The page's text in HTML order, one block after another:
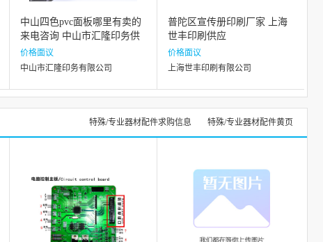
中山四色pvc面板哪里有卖的
来电咨询 中山市汇隆印务供
应
价格面议
中山市汇隆印务有限公司
普陀区宣传册印刷厂家 上海
世丰印刷供应
价格面议
上海世丰印刷有限公司
特殊/专业器材配件求购信息 特殊/专业器材配件黄页